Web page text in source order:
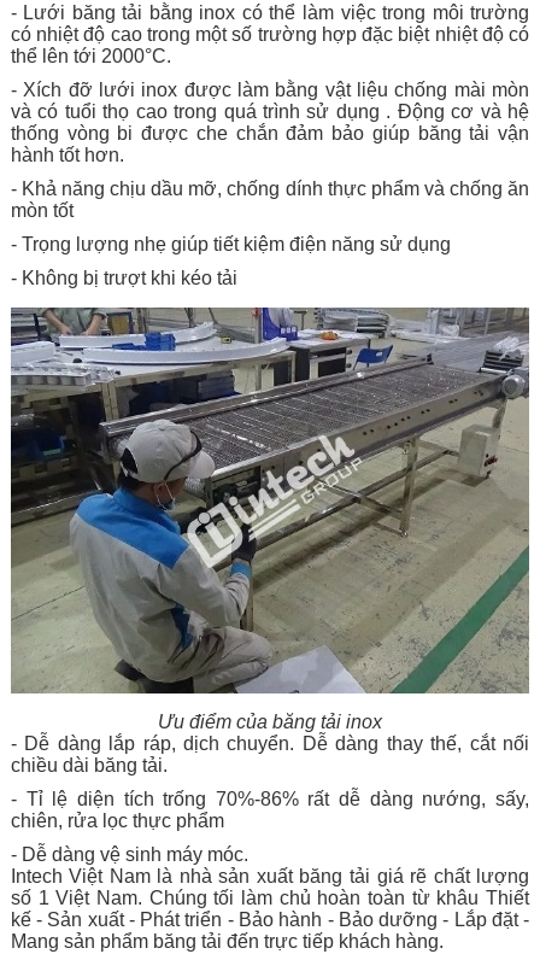
- Lưới băng tải bằng inox có thể làm việc trong môi trường
có nhiệt độ cao trong một số trường hợp đặc biệt nhiệt độ có
thể lên tới 2000°C.
- Xích đỡ lưới inox được làm bằng vật liệu chống mài mòn
và có tuổi thọ cao trong quá trình sử dụng . Động cơ và hệ
thống vòng bi được che chắn đảm bảo giúp băng tải vận
hành tốt hơn.
- Khả năng chịu dầu mỡ, chống dính thực phẩm và chống ăn
mòn tốt
- Trọng lượng nhẹ giúp tiết kiệm điện năng sử dụng
- Không bị trượt khi kéo tải
Ưu điểm của băng tải inox
- Dễ dàng lắp ráp, dịch chuyển. Dễ dàng thay thế, cắt nối
chiều dài băng tải.
- Tỉ lệ diện tích trống 70%-86% rất dễ dàng nướng, sấy,
chiên, rửa lọc thực phẩm
- Dễ dàng vệ sinh máy móc.
Intech Việt Nam là nhà sản xuất băng tải giá rẽ chất lượng
số 1 Việt Nam. Chúng tối làm chủ hoàn toàn từ khâu Thiết
kế - Sản xuất - Phát triển - Bảo hành - Bảo dưỡng - Lắp đặt -
Mang sản phẩm băng tải đến trực tiếp khách hàng.